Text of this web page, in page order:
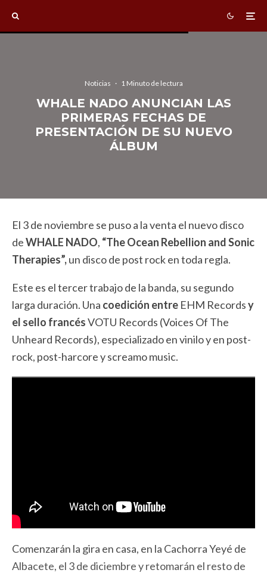
Noticias · 1 Minuto de lectura
WHALE NADO ANUNCIAN LAS
PRIMERAS FECHAS DE
PRESENTACIÓN DE SU NUEVO
ÁLBUM
El 3 de noviembre se puso a la venta el nuevo disco
deWHALE NADO, “The Ocean Rebellion and Sonic
Therapies”,un disco de post rock en toda regla.
Este es el tercer trabajo de la banda, su segundo
larga duración. Una coedición entre EHM Recordsy
el sello francésVOTU Records (Voices Of The
Unheard Records), especializado en vinilo y en post-
rock, post-harcore y screamo music.
Comenzarán la gira en casa, en la Cachorra Yeyé de
Albacete, el 3 de diciembre y retomarán el resto de